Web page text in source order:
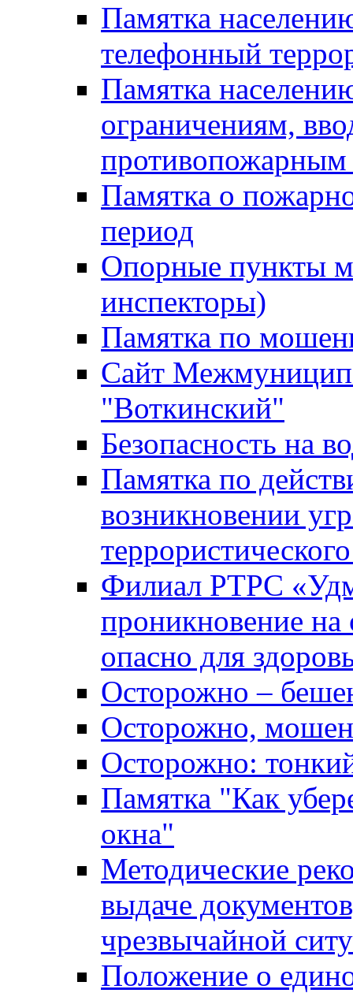
Памятка
телефонный
Памятка
ограничениям,
Памятка о
период
Опорные пункты
инспекторы)
Памятка по
Сайт
"Воткинский"
Безопасность на
Памятка по
возникновении
Филиал РТРС
проникновение на
опасно для
Осторожно –
Осторожно,
Осторожно:
Памятка "Как
окна"
Методические
выдаче
чрезвычайной
Положение о